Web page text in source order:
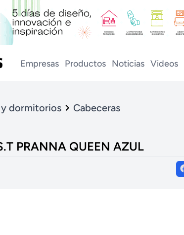
Empresas Productos Noticias Videos
dormitorios Cabeceras
PRANNA QUEEN AZUL